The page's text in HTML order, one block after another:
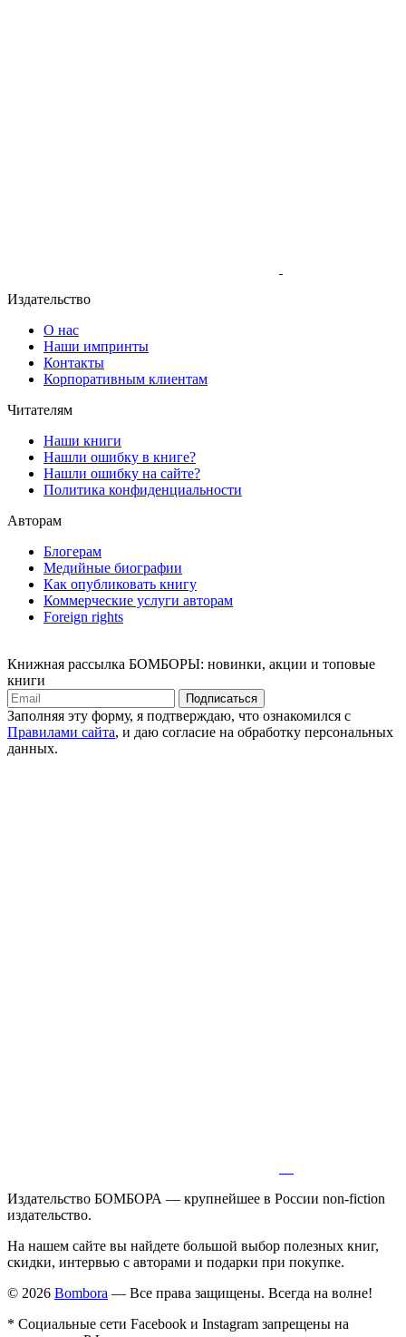
Издательство
О нас
Наши импринты
Контакты
Корпоративным клиентам
Читателям
Наши книги
Нашли ошибку в книге?
Нашли ошибку на сайте?
Политика конфиденциальности
Авторам
Блогерам
Медийные биографии
Как опубликовать книгу
Коммерческие услуги авторам
Foreign rights
Книжная рассылка БОМБОРЫ: новинки, акции и топовые
книги
Подписаться
Заполняя эту форму, я подтверждаю, что ознакомился с
Правилами сайта, и даю согласие на обработку персональных
данных.
Издательство БОМБОРА — крупнейшее в России non-fiction
издательство.
На нашем сайте вы найдете большой выбор полезных книг,
скидки, интервью с авторами и подарки при покупке.
© 2026 Bombora — Все права защищены. Всегда на волне!
* Социальные сети Facebook и Instagram запрещены на